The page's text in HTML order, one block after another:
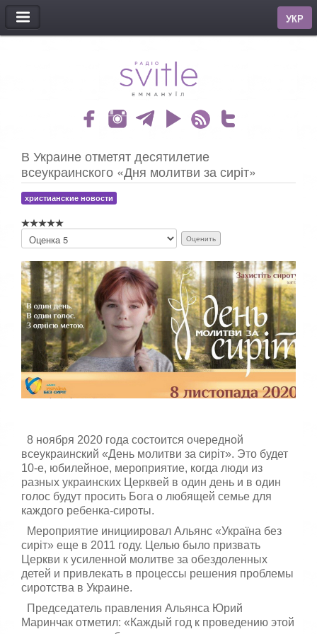
МЕНЮ
УКР
В Украине отметят десятилетие
всеукраинского «Дня молитви за сиріт»
христианские новости
о
ж
а
л
у
й
с
а
,
о
ц
е
е
8 ноября 2020 года состоится очередной
всеукраинский «День молитви за сиріт». Это будет
10-е, юбилейное, мероприятие, когда люди из
разных украинских Церквей в один день и в один
голос будут просить Бога о любящей семье для
каждого ребенка-сироты.
Мероприятие инициировал Альянс «Україна без
сиріт» еще в 2011 году. Целью было призвать
Церкви к усиленной молитве за обездоленных
детей и привлекать в процессы решения проблемы
сиротства в Украине.
Председатель правления Альянса Юрий
Маринчак отметил: «Каждый год к проведению этой